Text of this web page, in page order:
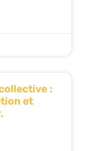
:
et